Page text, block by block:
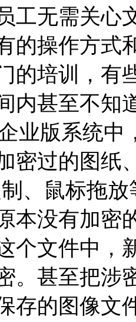
工无需关心
的操作方式
的培训，有
内甚至不知
业版系统
密过的图纸
、鼠标拖
本没有加密
个文件中，
。甚至把涉
存的图像文